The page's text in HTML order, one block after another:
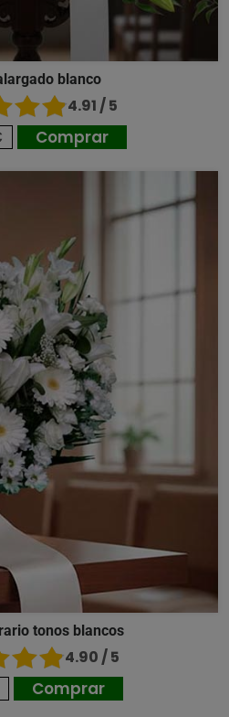
blanco
4.91 / 5
Comprar
tonos blancos
4.90 / 5
Comprar